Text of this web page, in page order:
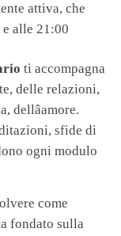
attiva, che
alle 21:00
ti accompagna
delle relazioni,
dellâamore.
sfide di
ogni modulo
come
fondato sulla